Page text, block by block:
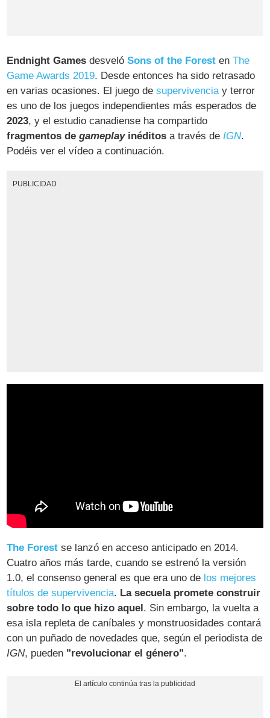
Endnight Games desvelóSons of the Forest enThe
Game Awards 2019. Desde entonces ha sido retrasado
en varias ocasiones. El juego desupervivenciay terror
es uno de los juegos independientes más esperados de
2023, y el estudio canadiense ha compartido
fragmentos degameplayinéditos a través deIGN.
Podéis ver el vídeo a continuación.
PUBLICIDAD
The Forest se lanzó en acceso anticipado en 2014.
Cuatro años más tarde, cuando se estrenó la versión
1.0, el consenso general es que era uno de los mejores
títulos de supervivencia. La secuela promete construir
sobre todo lo que hizo aquel. Sin embargo, la vuelta a
esa isla repleta de caníbales y monstruosidades contará
con un puñado de novedades que, según el periodista de
IGN, pueden "revolucionar el género".